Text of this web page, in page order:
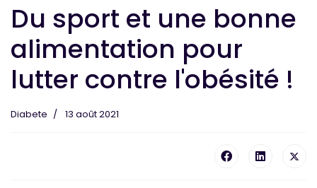
Du sport et une bonne
alimentation pour
lutter contre l'obésité !
Diabete 13 août 2021